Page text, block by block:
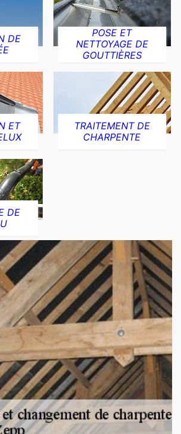
DE
POSE ET
NETTOYAGE DE
GOUTTIÈRES
ET
TRAITEMENT DE
CHARPENTE
DE